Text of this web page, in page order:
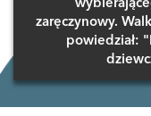
zaręczynowy.
powiedział: